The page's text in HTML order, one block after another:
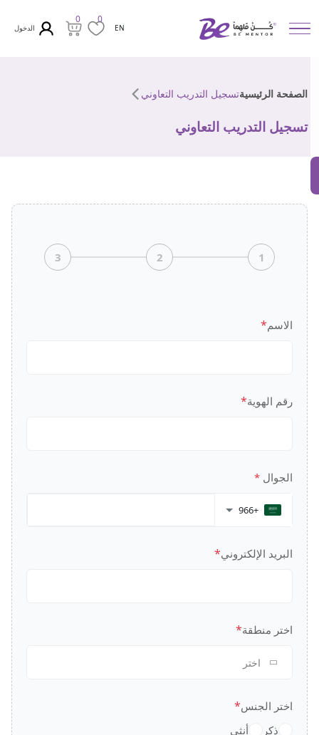
EN
0
0
الدخول
الصفحة الرئيسيةتسجيل التدريب التعاوني
تسجيل التدريب التعاوني
1
2
3
الاسم*
رقم الهوية*
الجوال *
+966
البريد الإلكتروني*
اختر منطقة*
اختر
اختر الجنس*
ذكر أنثى